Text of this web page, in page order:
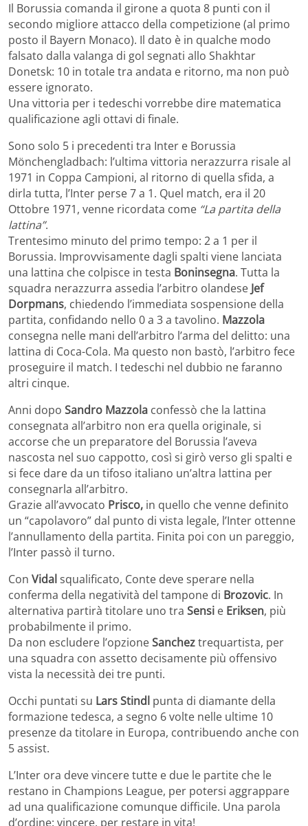
Il Borussia comanda il girone a quota 8 punti con il
secondo migliore attacco della competizione (al primo
posto il Bayern Monaco). Il dato è in qualche modo
falsato dalla valanga di gol segnati allo Shakhtar
Donetsk: 10 in totale tra andata e ritorno, ma non può
essere ignorato.
Una vittoria per i tedeschi vorrebbe dire matematica
qualificazione agli ottavi di finale.
Sono solo 5 i precedenti tra Inter e Borussia
Mönchengladbach: l’ultima vittoria nerazzurra risale al
1971 in Coppa Campioni, al ritorno di quella sfida, a
dirla tutta, l’Inter perse 7 a 1. Quel match, era il 20
Ottobre 1971, venne ricordata come “La partita della
lattina”.
Trentesimo minuto del primo tempo: 2 a 1 per il
Borussia. Improvvisamente dagli spalti viene lanciata
una lattina che colpisce in testa Boninsegna. Tutta la
squadra nerazzurra assedia l’arbitro olandese Jef
Dorpmans, chiedendo l’immediata sospensione della
partita, confidando nello 0 a 3 a tavolino. Mazzola
consegna nelle mani dell’arbitro l’arma del delitto: una
lattina di Coca-Cola. Ma questo non bastò, l’arbitro fece
proseguire il match. I tedeschi nel dubbio ne faranno
altri cinque.
Anni dopo Sandro Mazzola confessò che la lattina
consegnata all’arbitro non era quella originale, si
accorse che un preparatore del Borussia l’aveva
nascosta nel suo cappotto, così si girò verso gli spalti e
si fece dare da un tifoso italiano un’altra lattina per
consegnarla all’arbitro.
Grazie all’avvocato Prisco, in quello che venne definito
un “capolavoro” dal punto di vista legale, l’Inter ottenne
l’annullamento della partita. Finita poi con un pareggio,
l’Inter passò il turno.
Con Vidal squalificato, Conte deve sperare nella
conferma della negatività del tampone di Brozovic. In
alternativa partirà titolare uno tra Sensi e Eriksen, più
probabilmente il primo.
Da non escludere l’opzioneSancheztrequartista, per
una squadra con assetto decisamente più offensivo
vista la necessità dei tre punti.
Occhi puntati su Lars Stindl punta di diamante della
formazione tedesca, a segno 6 volte nelle ultime 10
presenze da titolare in Europa, contribuendo anche con
5 assist.
L’Inter ora deve vincere tutte e due le partite che le
restano in Champions League, per potersi aggrappare
ad una qualificazione comunque difficile. Una parola
d’ordine: vincere, per restare in vita!